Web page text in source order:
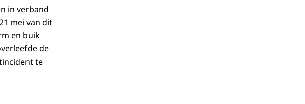
in verband
mei van dit
en buik
de
te